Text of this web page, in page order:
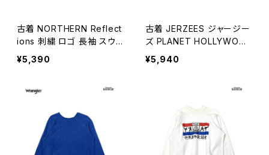
古着 NORTHERN Reflect
ions 刺繍 ロゴ 長袖 スウェ
ット トレーナー ピンク 紫 (t
tu2603020)
¥5,390
古着 JERZEES ジャージー
ズ PLANET HOLLYWOO
D ロゴ 長袖 スウェット トレ
ーナー 黒 (ttu2603019)
¥5,940